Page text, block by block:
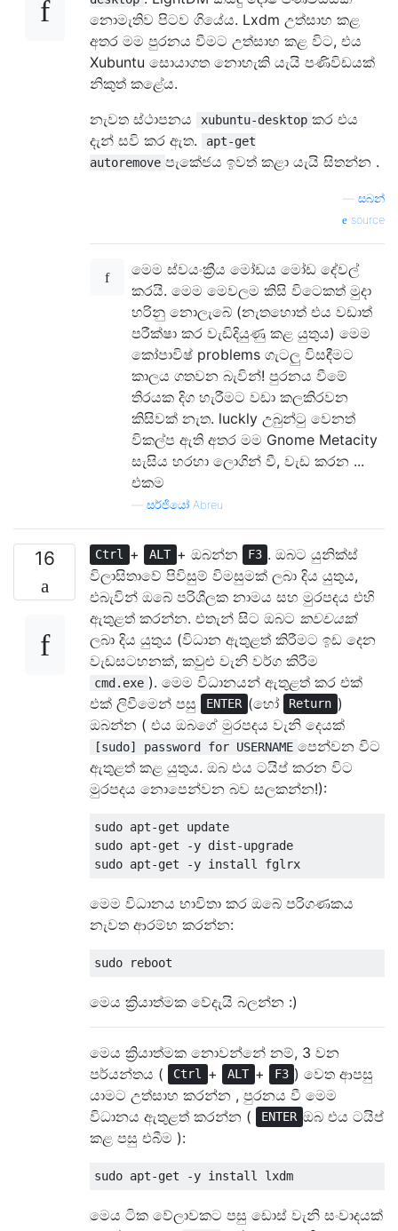
නොමැතිව පිටව ගියේය. Lxdm උත්සාහ කළ
අතර මම පුරනය වීමට උත්සාහ කළ විට, එය
Xubuntu සොයාගත නොහැකි යැයි පණිවිඩයක්
නිකුත් කළේය.
නැවත ස්ථාපනය
xubuntu-desktop කර එය
දැන් සවි කර ඇත.
apt-get
autoremove පැකේජය ඉවත් කළා යැයි සිතන්න .
සබන්
source
මෙම ස්වයංක්‍රීය මෝඩය මෝඩ දේවල්
කරයි. මෙම මෙවලම කිසි විටෙකත් මුදා
හරිනු නොලැබේ (නැතහොත් එය වඩාත්
පරීක්ෂා කර වැඩිදියුණු කළ යුතුය) මෙම
කෝපාවිෂ් problems ගැටලු විසඳීමට
කාලය ගතවන බැවින්! පුරනය වීමේ
තිරයක දිග හැරීමට වඩා කලකිරවන
කිසිවක් නැත. luckly උබුන්ටු වෙනත්
විකල්ප ඇති අතර මම Gnome Metacity
සැසිය හරහා ලොගින් වී, වැඩ කරන ...
එකම
සර්ජියෝ Abreu
16 Ctrl + ALT + ඔබන්න F3 . ඔබට යුනික්ස්
විලාසිතාවේ පිවිසුම් විමසුමක් ලබා දිය යුතුය,
එබැවින් ඔබේ පරිශීලක නාමය සහ මුරපදය එහි
ඇතුළත් කරන්න. එතැන් සිට ඔබට කවචයක්
ලබා දිය යුතුය (විධාන ඇතුළත් කිරීමට ඉඩ දෙන
වැඩසටහනක්, කවුළු වැනි වර්ග කිරීම
cmd.exe ). මෙම විධානයන් ඇතුළත් කර එක්
එක් ලිවීමෙන් පසු
ENTER (හෝ Return )
ඔබන්න ( එය ඔබගේ මුරපදය වැනි දෙයක්
[sudo] password for USERNAME පෙන්වන විට
ඇතුළත් කළ යුතුය. ඔබ එය ටයිප් කරන විට
මුරපදය නොපෙන්වන බව සලකන්න!):
sudo apt-get update
sudo apt-get -y dist-upgrade
මෙම විධානය භාවිතා කර ඔබේ පරිගණකය
නැවත ආරම්භ කරන්න:
මෙය ක්‍රියාත්මක වේදැයි බලන්න :)
මෙය ක්‍රියාත්මක නොවන්නේ නම්, 3 වන
පර්යන්තය (
Ctrl + ALT + F3 ) වෙත ආපසු
යාමට උත්සාහ කරන්න , පුරනය වී මෙම
විධානය ඇතුළත් කරන්න (
ENTER ඔබ එය ටයිප්
කළ පසු එබීම ):
මෙය ටික වේලාවකට පසු ඩොස් වැනි සංවාදයක්